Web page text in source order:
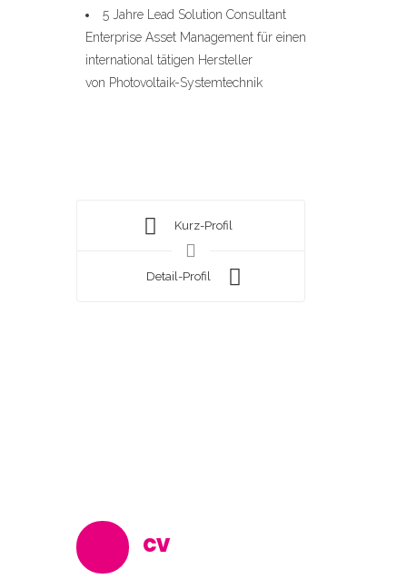
5 Jahre Lead Solution Consultant
Enterprise Asset Management für einen
international tätigen Hersteller
von Photovoltaik-Systemtechnik
Kurz-Profil
Detail-Profil
CV